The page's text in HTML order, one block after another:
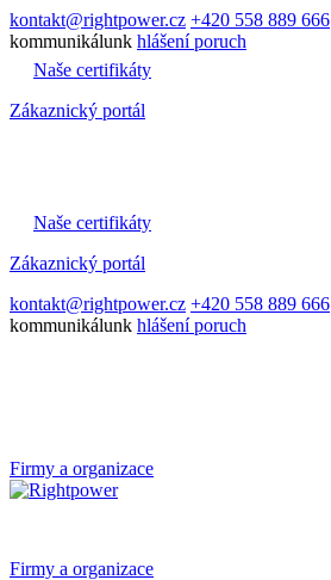
kontakt@rightpower.cz +420 558 889 666
kommunikálunk hlášení poruch
Naše certifikáty
Zákaznický portál
Naše certifikáty
Zákaznický portál
kontakt@rightpower.cz +420 558 889 666
kommunikálunk hlášení poruch
Firmy a organizace
Firmy a organizace